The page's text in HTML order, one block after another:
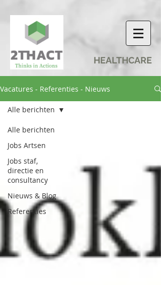
HEALTHCARE
Vacatures - Referenties - Nieuws
Alle berichten
Jobs Artsen
Jobs staf,
directie en
consultancy
Nieuws & Blog
Referenties
Alle berichten